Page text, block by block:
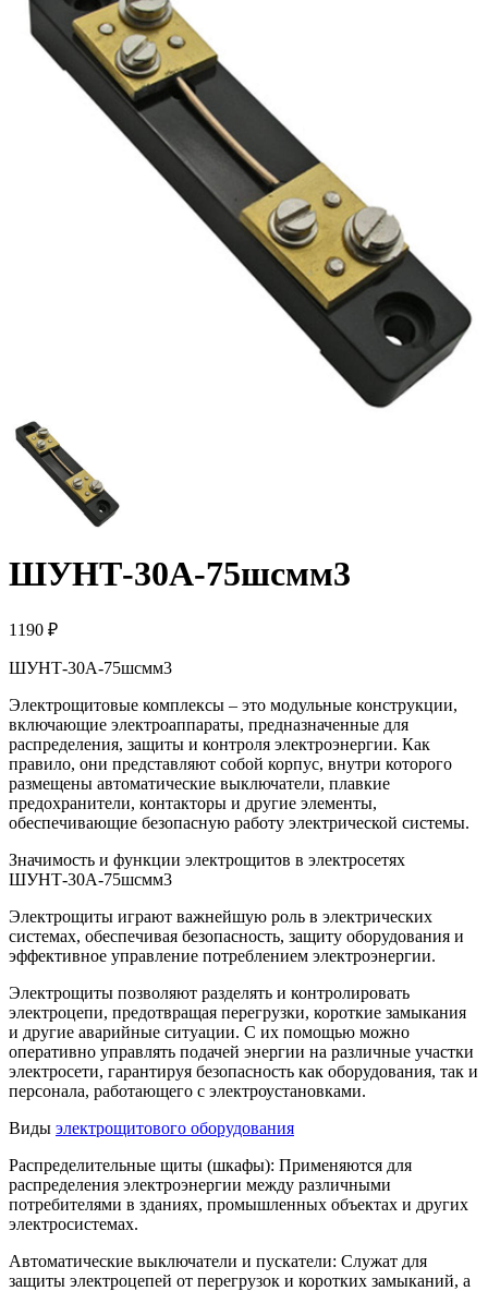
ШУНТ-30А-75шсмм3
1190 ₽
ШУНТ-30А-75шсмм3
Электрощитовые комплексы – это модульные конструкции,
включающие электроаппараты, предназначенные для
распределения, защиты и контроля электроэнергии. Как
правило, они представляют собой корпус, внутри которого
размещены автоматические выключатели, плавкие
предохранители, контакторы и другие элементы,
обеспечивающие безопасную работу электрической системы.
Значимость и функции электрощитов в электросетях
ШУНТ-30А-75шсмм3
Электрощиты играют важнейшую роль в электрических
системах, обеспечивая безопасность, защиту оборудования и
эффективное управление потреблением электроэнергии.
Электрощиты позволяют разделять и контролировать
электроцепи, предотвращая перегрузки, короткие замыкания
и другие аварийные ситуации. С их помощью можно
оперативно управлять подачей энергии на различные участки
электросети, гарантируя безопасность как оборудования, так и
персонала, работающего с электроустановками.
Виды электрощитового оборудования
Распределительные щиты (шкафы): Применяются для
распределения электроэнергии между различными
потребителями в зданиях, промышленных объектах и других
электросистемах.
Автоматические выключатели и пускатели: Служат для
защиты электроцепей от перегрузок и коротких замыканий, а